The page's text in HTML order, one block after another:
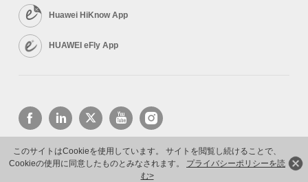
このサイトはCookieを使用しています。 サイトを閲覧し続けることで、
Cookieの使用に同意したものとみなされます。 プライバシーポリシーを読
む>
Huawei HiKnow App
HUAWEI eFly App
Copyright © 2026 Huawei Technologies Co., Ltd. All rights reserved.
プライバシーポリシー